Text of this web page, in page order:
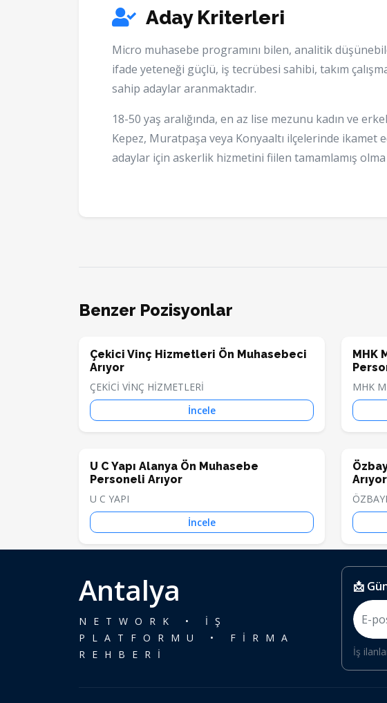
Aday Kriterleri
Micro muhasebe programını bilen, analitik
ifade yeteneği güçlü, iş tecrübesi sahibi, takım
sahip adaylar aranmaktadır.
18-50 yaş aralığında, en az lise mezunu kadın ve
Kepez, Muratpaşa veya Konyaaltı ilçelerinde ikamet
adaylar için askerlik hizmetini fiilen tamamlamış olma
Benzer Pozisyonlar
Çekici Vinç Hizmetleri Ön Muhasebeci
Arıyor
ÇEKİCİ VİNÇ HİZMETLERİ
İncele
MHK
MHK
U C Yapı Alanya Ön Muhasebe
Personeli Arıyor
U C YAPI
İncele
Arıyor
Antalya
NETWORK • İŞ
PLATFORMU • FİRMA
REHBERİ
📩
İş